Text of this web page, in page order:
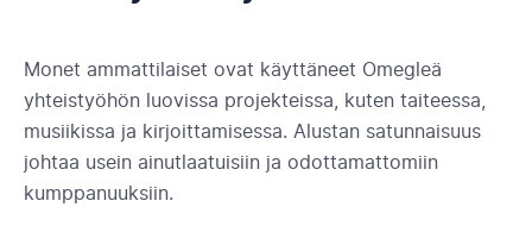
Monet ammattilaiset ovat käyttäneet Omegleä
yhteistyöhön luovissa projekteissa, kuten taiteessa,
musiikissa ja kirjoittamisessa. Alustan satunnaisuus
johtaa usein ainutlaatuisiin ja odottamattomiin
kumppanuuksiin.